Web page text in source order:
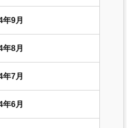
年9月
年8月
年7月
年6月